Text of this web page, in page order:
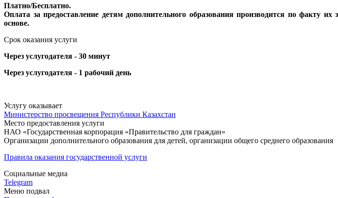
Платно/Бесплатно.
Оплата за предоставление детям дополнительного образования производится по факту
основе.
Срок оказания услуги
Через услугодателя - 30 минут
Через услугодателя - 1 рабочий день
Услугу оказывает
Министерство просвещения Республики Казахстан
Место предоставления услуги
НАО «Государственная корпорация «Правительство для граждан»
Организации дополнительного образования для детей, организации общего среднего образования
Правила оказания государственной услуги
Социальные медиа
Telegram
Меню подвал